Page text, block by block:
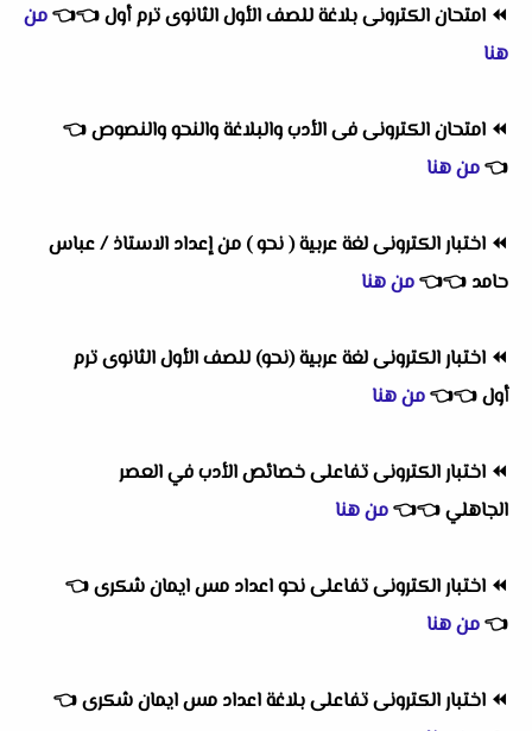
⏪ امتحان الكترونى بلاغة للصف الأول الثانوى ترم أول👈
👈من
هنا
⏪ امتحان الكترونى فى الأدب والبلاغة والنحو والنصوص👈
👈من هنا
⏪ اختبار الكترونى لغة عربية ( نحو ) من إعداد الاستاذ / عباس
حامد 👈
👈من هنا
⏪ اختبار الكترونى لغة عربية (نحو) للصف الأول الثانوى ترم
أول👈
👈من هنا
⏪ اختبار الكترونى تفاعلى خصائص الأدب في العصر
الجاهلي👈
👈من هنا
⏪ اختبار الكترونى تفاعلى نحو اعداد مس ايمان شكرى👈
👈من هنا
⏪ اختبار الكترونى تفاعلى بلاغة اعداد مس ايمان شكرى👈